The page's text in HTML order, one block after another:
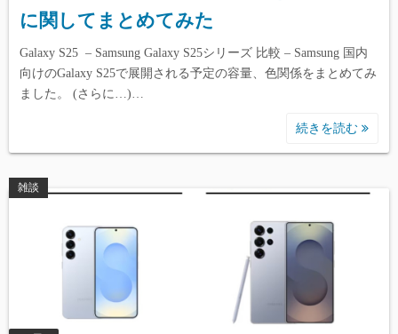
に関してまとめてみた
Galaxy S25 – Samsung Galaxy S25シリーズ 比較 – Samsung 国内
向けのGalaxy S25で展開される予定の容量、色関係をまとめてみ
ました。 (さらに…)…
続きを読む
雑談